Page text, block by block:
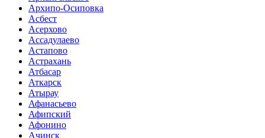
Архипо-Осиповка
Асбест
Асерхово
Ассадулаево
Астапово
Астрахань
Атбасар
Аткарск
Атырау
Афанасьево
Афипский
Афонино
Ачинск